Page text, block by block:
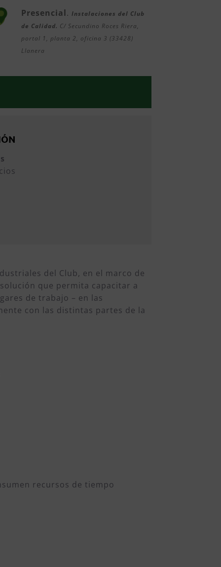
Presencial. Instalaciones del Club
de Calidad. C/ Secundino Roces Riera,
portal 1, planta 2, oficina 3 (33428)
Llanera
del Club, en el marco de
que permita capacitar a
de trabajo – en las
con las distintas partes de la
recursos de tiempo